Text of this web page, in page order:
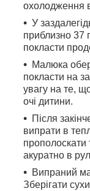
охолодження
У
приблизно 37
покласти
Малюка
покласти на
увагу на те,
очі дитини.
Після
випрати в
прополоскати
акуратно в
Випраний
Зберігати